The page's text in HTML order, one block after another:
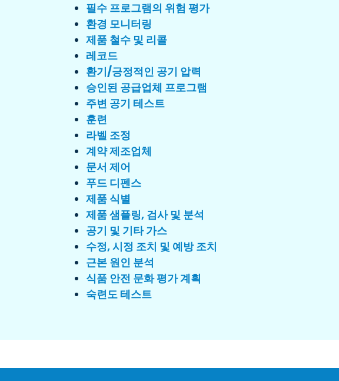
필수 프로그램의 위험 평가
환경 모니터링
제품 철수 및 리콜
레코드
환기/긍정적인 공기 압력
승인된 공급업체 프로그램
주변 공기 테스트
훈련
라벨 조정
계약 제조업체
문서 제어
푸드 디펜스
제품 식별
제품 샘플링, 검사 및 분석
공기 및 기타 가스
수정, 시정 조치 및 예방 조치
근본 원인 분석
식품 안전 문화 평가 계획
숙련도 테스트